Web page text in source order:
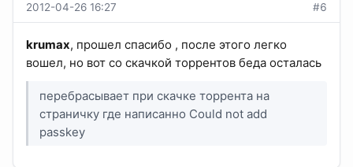
2012-04-26 16:27 #6
krumax, прошел спасибо , после этого легко
вошел, но вот со скачкой торрентов беда осталась
перебрасывает при скачке торрента на
страничку где написанно Could not add
passkey